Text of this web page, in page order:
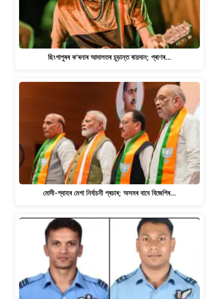
ছিংগাপুৰৰ ক'ৰনাৰ আদালতৰ চূড়ান্ত ৰায়দান; প্ৰাণৰ…
মোদী-শ্বাহৰ মেগা নিৰ্বাচনী প্ৰচাৰ; অসমৰ বাবে বিজেপিৰ…